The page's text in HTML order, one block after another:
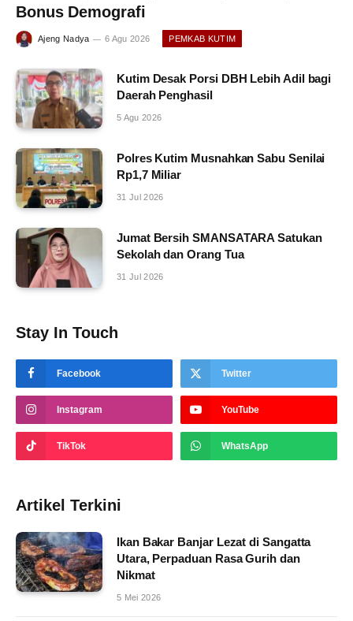
Bonus Demografi
Ajeng Nadya 6 Agu 2026 PEMKAB KUTIM
Kutim Desak Porsi DBH Lebih Adil bagi
Daerah Penghasil
5 Agu 2026
Polres Kutim Musnahkan Sabu Senilai
Rp1,7 Miliar
31 Jul 2026
Jumat Bersih SMANSATARA Satukan
Sekolah dan Orang Tua
31 Jul 2026
Stay In Touch
Facebook Twitter
Instagram YouTube
TikTok WhatsApp
Artikel Terkini
Ikan Bakar Banjar Lezat di Sangatta
Utara, Perpaduan Rasa Gurih dan
Nikmat
5 Mei 2026